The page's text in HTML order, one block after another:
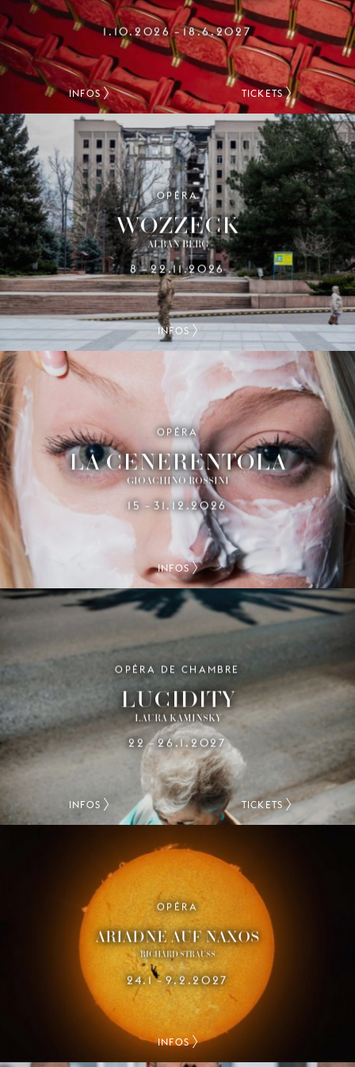
1.10.2026–18.6.2027
INFOS TICKETS
OPÉRA
WOZZECK
ALBAN BERG
8–22.11.2026
INFOS
OPÉRA
LA CENERENTOLA
GIOACHINO ROSSINI
15 – 31.12.2026
INFOS
OPÉRA DE CHAMBRE
LUCIDITY
LAURA KAMINSKY
22 –26.1.2027
INFOS TICKETS
OPÉRA
ARIADNE AUF NAXOS
RICHARD STRAUSS
24.1–9.2.2027
INFOS